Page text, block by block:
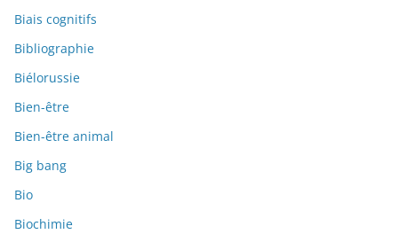
Biais cognitifs
Bibliographie
Biélorussie
Bien-être
Bien-être animal
Big bang
Bio
Biochimie